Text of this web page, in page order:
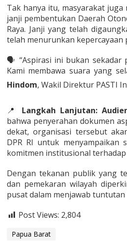
B
a
w
a
A
p
r
a
k
e
D
P
R
d
n
r
e
i
Tak hanya itu, masyarakat
janji pembentukan Daerah
Raya. Janji yang telah
telah menurunkan
🗣️ “Aspirasi ini bukan sekadar
Kami membawa suara yang
Hindom, Wakil Direktur PASTI
📍 Langkah Lanjutan:
bahwa penyerahan dokumen
dekat, organisasi tersebut
DPR RI untuk menyampaikan
komitmen institusional
Dengan tekanan publik yang
dan pemekaran wilayah
pusat dalam menjawab
Post Views: 2,804
Papua Barat